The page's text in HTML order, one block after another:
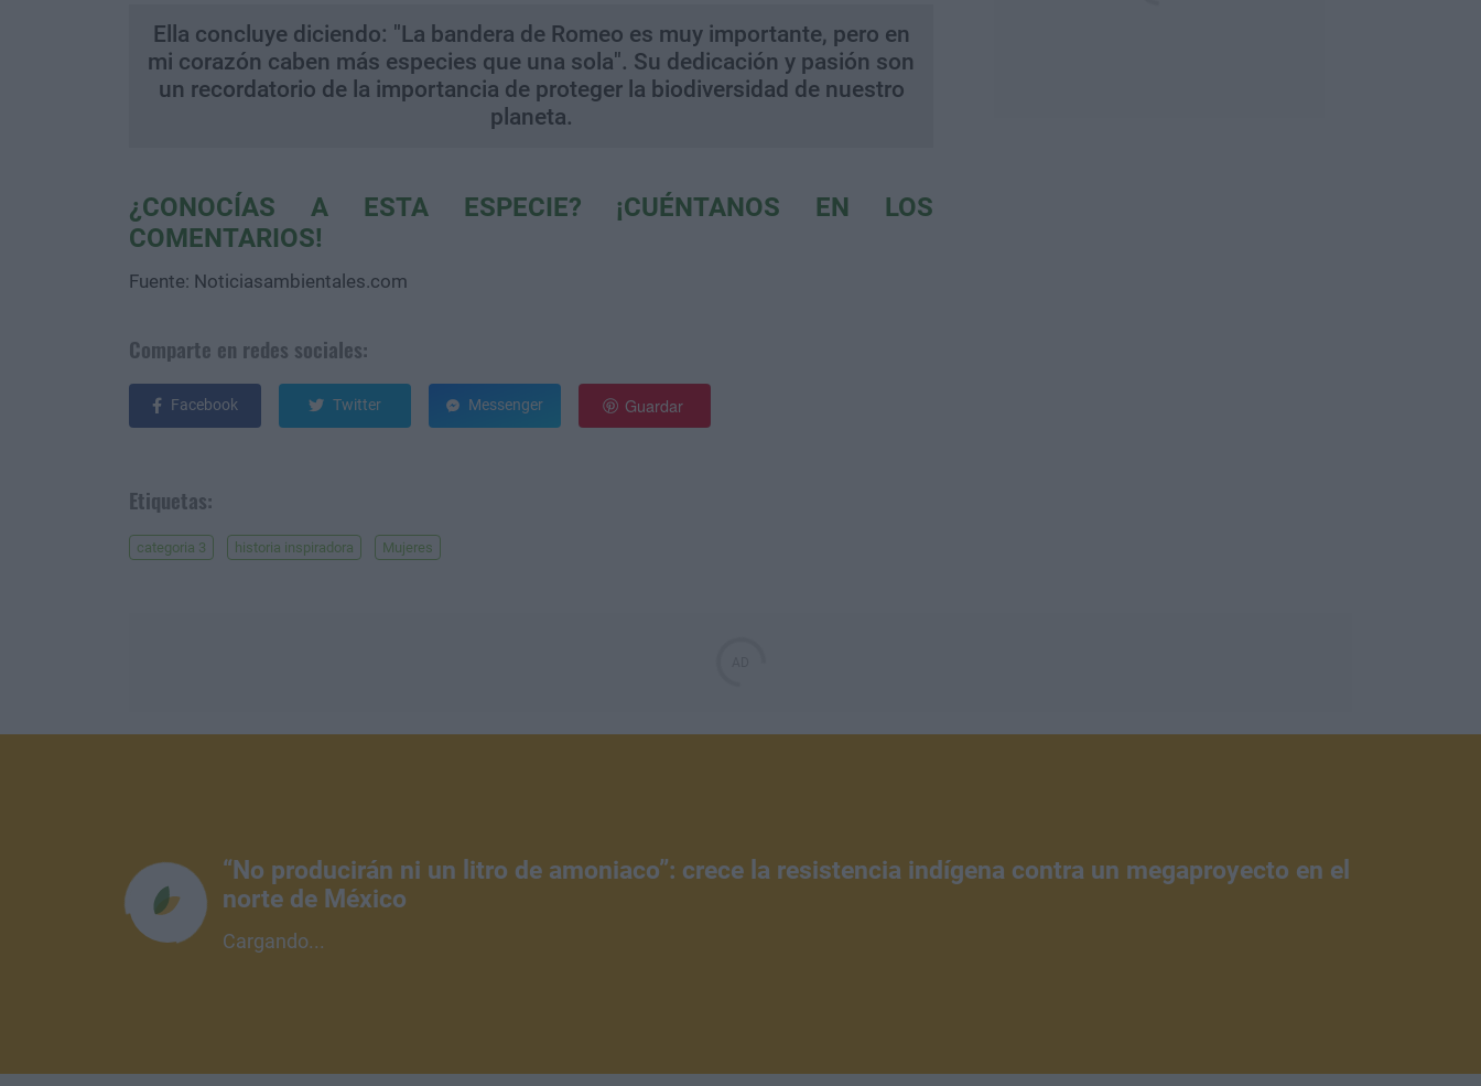
Ella concluye diciendo: "La bandera de Romeo es muy importante, pero en
mi corazón caben más especies que una sola". Su dedicación y pasión son
un recordatorio de la importancia de proteger la biodiversidad de nuestro
planeta.
¿CONOCÍAS A ESTA ESPECIE? ¡CUÉNTANOS EN LOS
COMENTARIOS!
Fuente: Noticiasambientales.com
Comparte en redes sociales:
Facebook Twitter Messenger Guardar
Etiquetas:
categoria 3 historia inspiradora Mujeres
“No producirán ni un litro de amoniaco”: crece la resistencia indígena contra un megaproyecto en el
norte de México
Cargando...